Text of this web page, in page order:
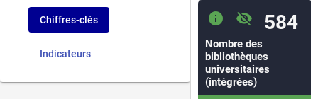
Chiffres-clés
Indicateurs
info visibility_off 584
Nombre des
bibliothèques
universitaires
(intégrées)